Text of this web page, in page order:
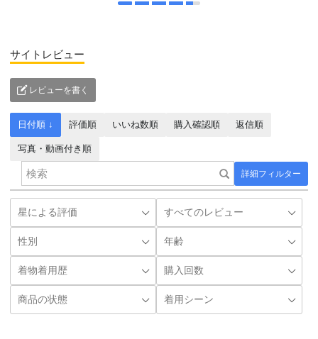
サイトレビュー
レビューを書く
詳細フィルター
日付順 ↓ 評価順 いいね数順 購入確認順 返信順
写真・動画付き順